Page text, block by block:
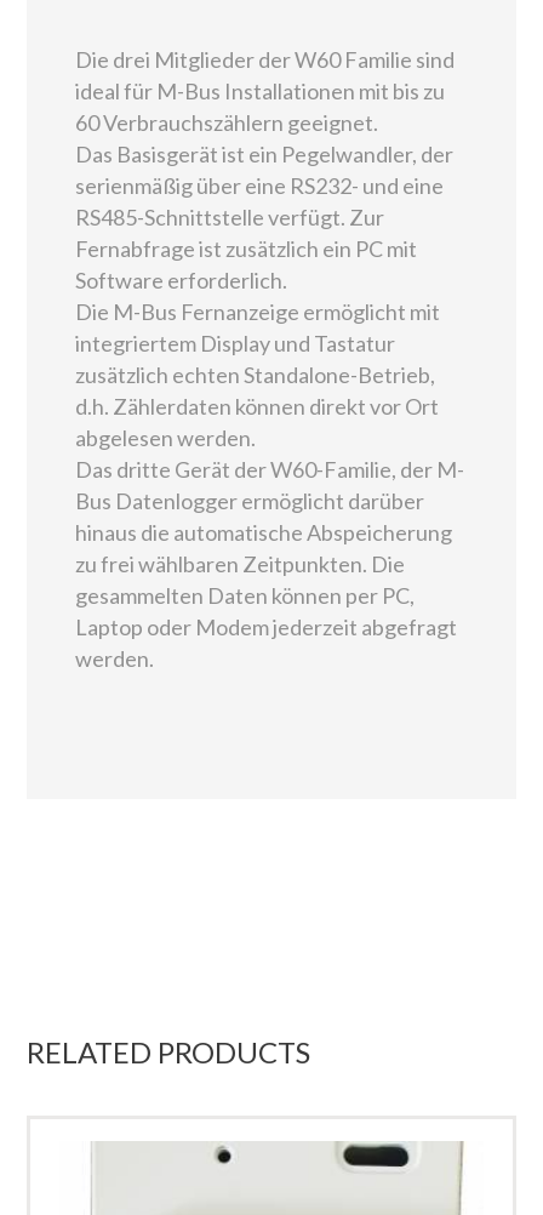
Die drei Mitglieder der W60 Familie sind
ideal für M-Bus Installationen mit bis zu
60 Verbrauchszählern geeignet.
Das Basisgerät ist ein Pegelwandler, der
serienmäßig über eine RS232- und eine
RS485-Schnittstelle verfügt. Zur
Fernabfrage ist zusätzlich ein PC mit
Software erforderlich.
Die M-Bus Fernanzeige ermöglicht mit
integriertem Display und Tastatur
zusätzlich echten Standalone-Betrieb,
d.h. Zählerdaten können direkt vor Ort
abgelesen werden.
Das dritte Gerät der W60-Familie, der M-
Bus Datenlogger ermöglicht darüber
hinaus die automatische Abspeicherung
zu frei wählbaren Zeitpunkten. Die
gesammelten Daten können per PC,
Laptop oder Modem jederzeit abgefragt
werden.
RELATED PRODUCTS